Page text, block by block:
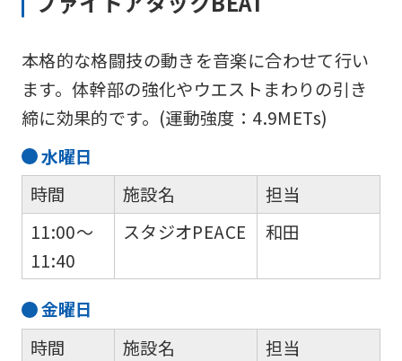
本格的な格闘技の動きを音楽に合わせて行い
ます。体幹部の強化やウエストまわりの引き
締に効果的です。(運動強度：4.9METs)
水曜日
時間
11:00～
11:40
施設名
スタジオPEACE
担当
和田
金曜日
時間
施設名
担当